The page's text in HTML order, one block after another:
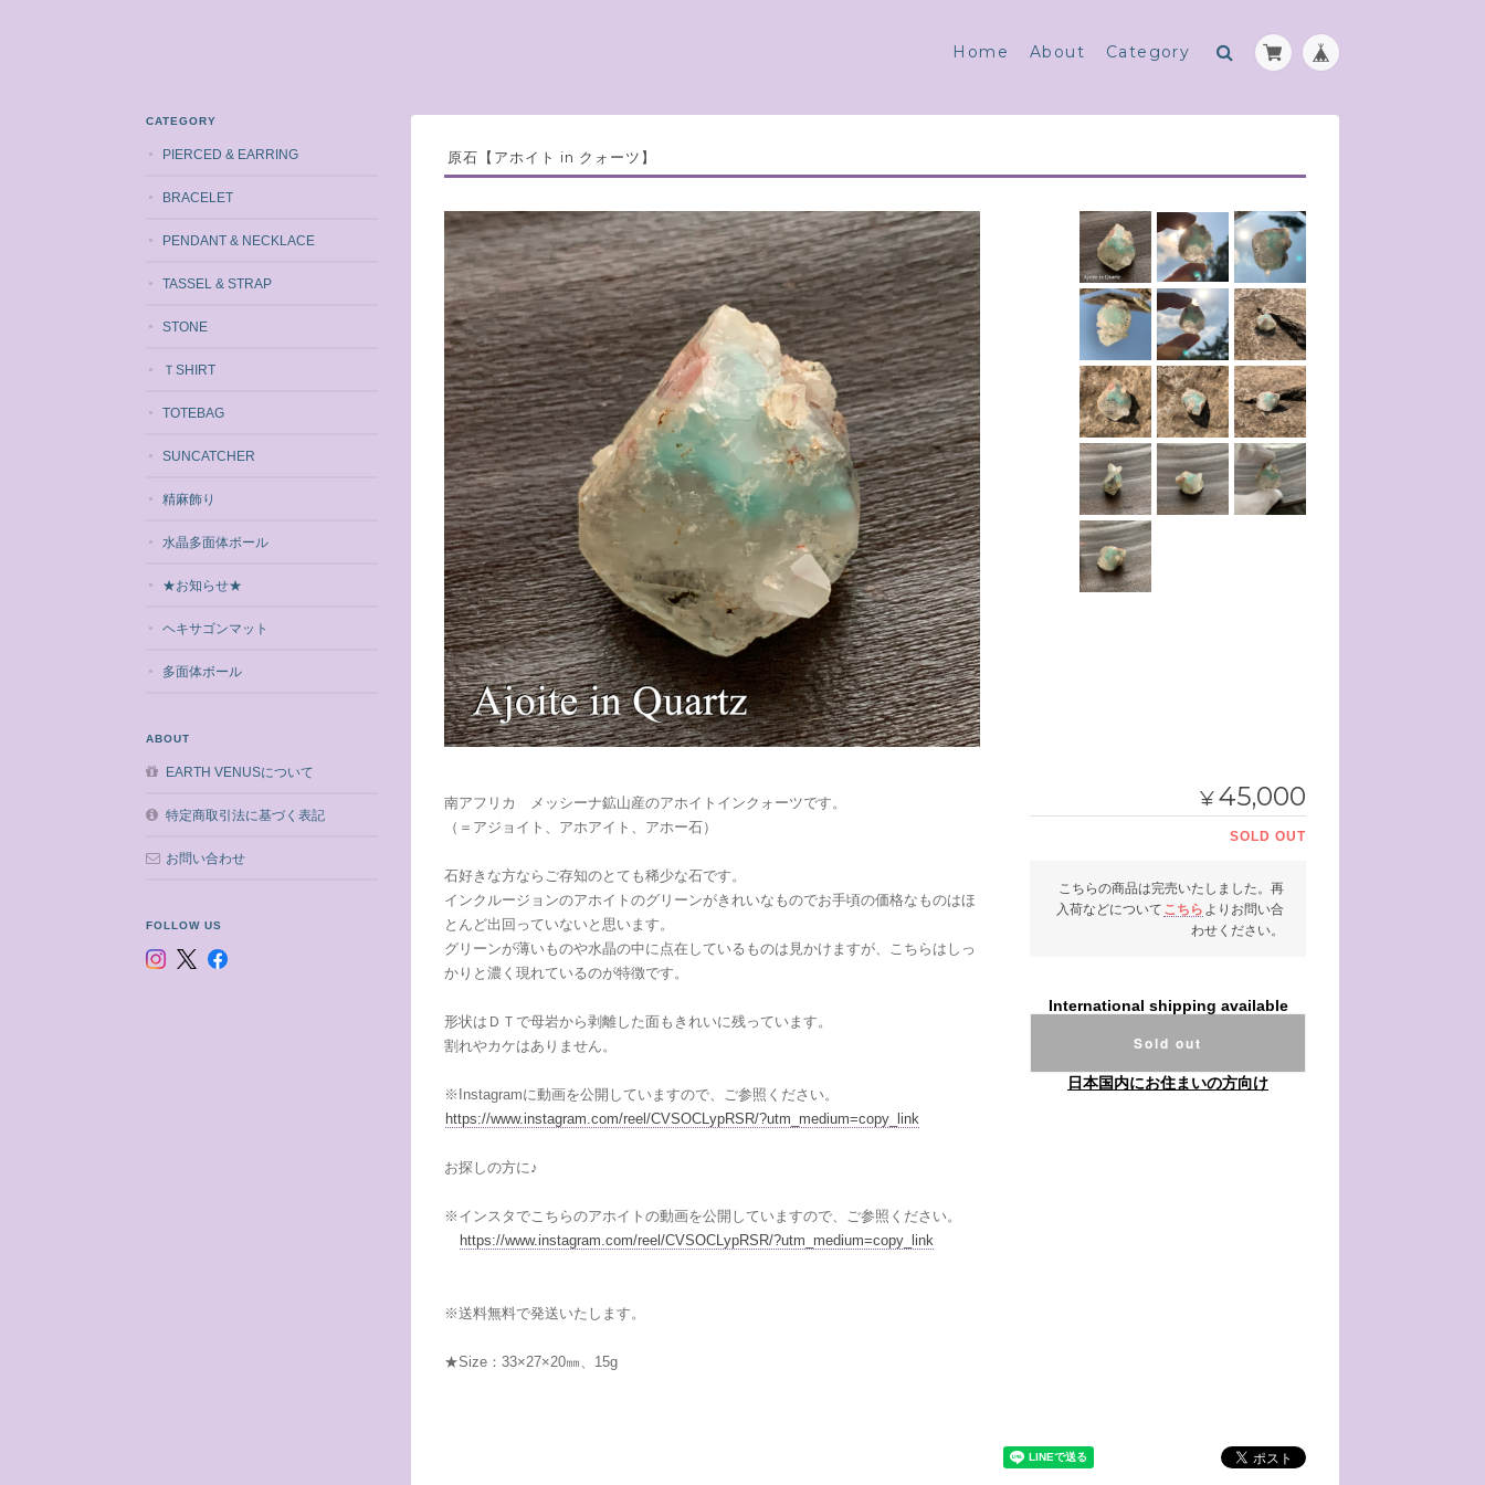
Home About Category
原石【アホイト in クォーツ】
南アフリカ メッシーナ鉱山産のアホイトインクォーツです。
（＝アジョイト、アホアイト、アホー石）
石好きな方ならご存知のとても稀少な石です。
インクルージョンのアホイトのグリーンがきれいなものでお手頃の価格なものはほ
とんど出回っていないと思います。
グリーンが薄いものや水晶の中に点在しているものは見かけますが、こちらはしっ
かりと濃く現れているのが特徴です。
形状はＤＴで母岩から剥離した面もきれいに残っています。
割れやカケはありません。
※Instagramに動画を公開していますので、ご参照ください。
https://www.instagram.com/reel/CVSOCLypRSR/?utm_medium=copy_link
お探しの方に♪
※インスタでこちらのアホイトの動画を公開していますので、ご参照ください。
https://www.instagram.com/reel/CVSOCLypRSR/?utm_medium=copy_link
※送料無料で発送いたします。
★Size：33×27×20㎜、15g
¥45,000
SOLD OUT
こちらの商品は完売いたしました。再
入荷などについて こちら よりお問い合
わせください。
International shipping available
Sold out
日本国内にお住まいの方向け
CATEGORY
PIERCED & EARRING
BRACELET
PENDANT & NECKLACE
TASSEL & STRAP
STONE
ＴSHIRT
TOTEBAG
SUNCATCHER
精麻飾り
水晶多面体ボール
★お知らせ★
ヘキサゴンマット
多面体ボール
ABOUT
EARTH VENUSについて
特定商取引法に基づく表記
お問い合わせ
FOLLOW US